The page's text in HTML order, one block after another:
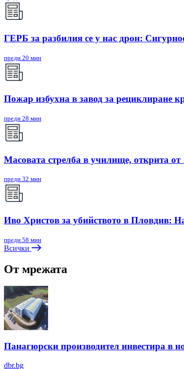
ГЕРБ за разбилия се у нас дрон:
преди 20 мин
Пожар избухна в завод за рециклиране
преди 28 мин
Масовата стрелба в училище, открита
преди 32 мин
Иво Христов за убийството в Пловдив:
преди 58 мин
Всички
От мрежата
Панагюрски производител инвестира в
dbr.bg